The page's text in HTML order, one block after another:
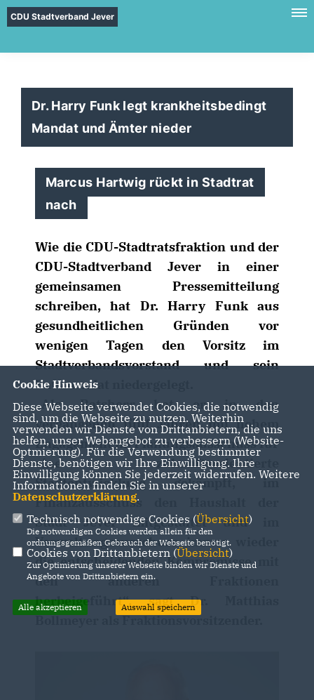
CDU Stadtverband Jever
Dr. Harry Funk legt krankheitsbedingt
Mandat und Ämter nieder
Marcus Hartwig rückt in Stadtrat
nach
Wie die CDU-Stadtratsfraktion und der
CDU-Stadtverband Jever in einer
gemeinsamen Pressemitteilung
schreiben, hat Dr. Harry Funk aus
gesundheitlichen Gründen vor
wenigen Tagen den Vorsitz im
Stadtverbandsvorstand und sein
Ratsmandat niedergelegt.
Als Ratsherr hat er in den
vergangenen fünf Jahren mit hohem
Engagement im Planungsausschuss für
eine zukunftsorientierte
Stadtentwicklung gekämpft, im
Finanzausschuss den Haushalt der
Stadt Jever mitgestaltet und im
Verwaltungsausschuss immer wieder
die entscheidenden Kompromisse mit
den anderen Fraktionen
herbeigeführt“, sagt Dr. Matthias
Bollmeyer als Fraktionsvorsitzender.
Cookie Hinweis
Diese Webseite verwendet Cookies, die notwendig
sind, um die Webseite zu nutzen. Weiterhin
verwenden wir Dienste von Drittanbietern, die uns
helfen, unser Webangebot zu verbessern (Website-
Optmierung). Für die Verwendung bestimmter
Dienste, benötigen wir Ihre Einwilligung. Ihre
Einwilligung können Sie jederzeit widerrufen. Weitere
Informationen finden Sie in unserer
Datenschutzerklärung.
Technisch notwendige Cookies (Übersicht)
Die notwendigen Cookies werden allein für den
ordnungsgemäßen Gebrauch der Webseite benötigt.
Cookies von Drittanbietern (Übersicht)
Zur Optimierung unserer Webseite binden wir Dienste und
Angebote von Drittanbietern ein.
Alle akzeptieren Auswahl speichern